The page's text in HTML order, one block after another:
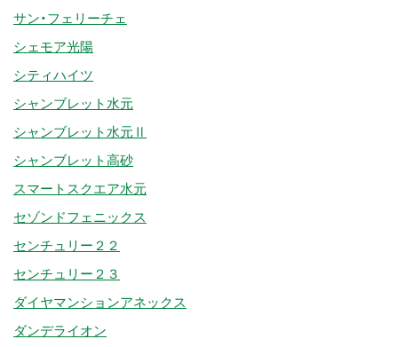
サン・フェリーチェ
シェモア光陽
シティハイツ
シャンブレット水元
シャンブレット水元Ⅱ
シャンブレット高砂
スマートスクエア水元
セゾンドフェニックス
センチュリー２２
センチュリー２３
ダイヤマンションアネックス
ダンデライオン